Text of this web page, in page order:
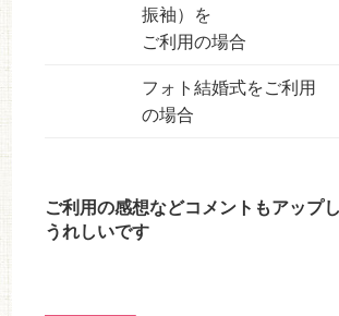
振袖）を
ご利用の場合
フォト結婚式をご利用
の場合
ご利用の感想などコメントもアップ
うれしいです